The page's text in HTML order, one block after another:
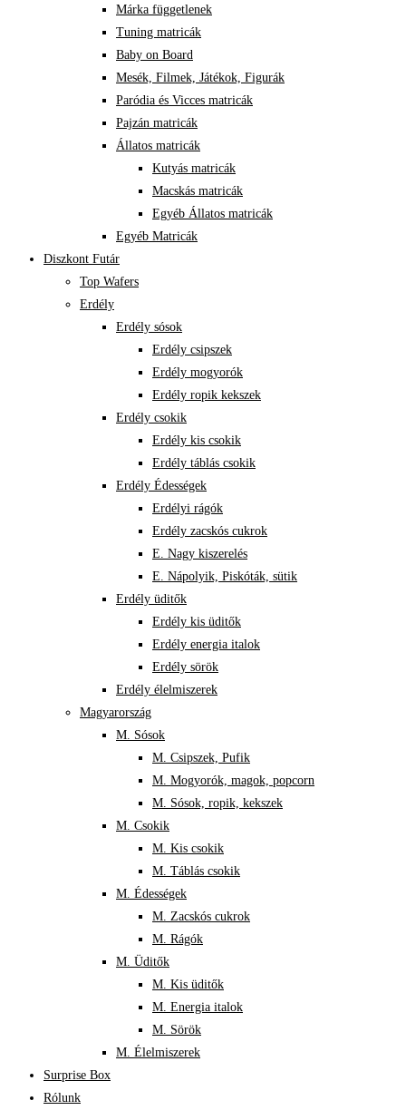
Márka függetlenek
Tuning matricák
Baby on Board
Mesék, Filmek, Játékok, Figurák
Paródia és Vicces matricák
Pajzán matricák
Állatos matricák
Kutyás matricák
Macskás matricák
Egyéb Állatos matricák
Egyéb Matricák
Diszkont Futár
Top Wafers
Erdély
Erdély sósok
Erdély csipszek
Erdély mogyorók
Erdély ropik kekszek
Erdély csokik
Erdély kis csokik
Erdély táblás csokik
Erdély Édességek
Erdélyi rágók
Erdély zacskós cukrok
E. Nagy kiszerelés
E. Nápolyik, Piskóták, sütik
Erdély üditők
Erdély kis üditők
Erdély energia italok
Erdély sörök
Erdély élelmiszerek
Magyarország
M. Sósok
M. Csipszek, Pufik
M. Mogyorók, magok, popcorn
M. Sósok, ropik, kekszek
M. Csokik
M. Kis csokik
M. Táblás csokik
M. Édességek
M. Zacskós cukrok
M. Rágók
M. Üditők
M. Kis üditők
M. Energia italok
M. Sörök
M. Élelmiszerek
Surprise Box
Rólunk